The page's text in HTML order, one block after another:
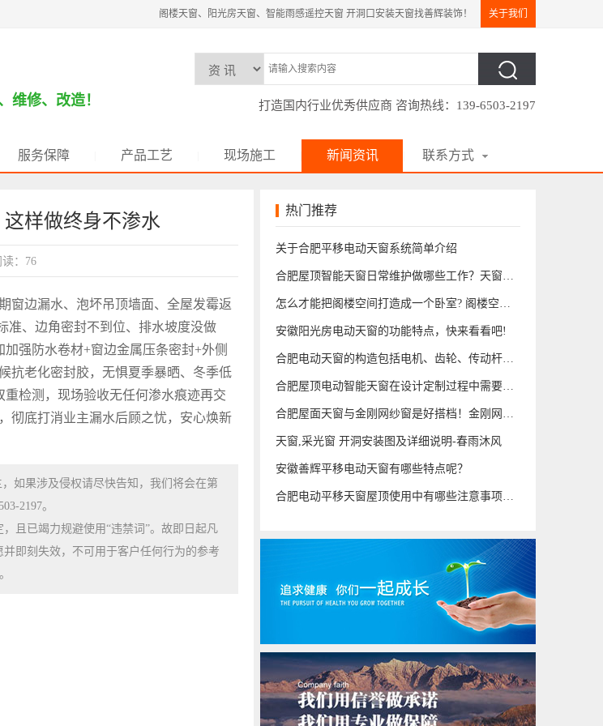
阁楼天窗、阳光房天窗、智能雨感遥控天窗 开洞口安装天窗找善辉装饰！ 关于我们
维修、改造！ 打造国内行业优秀供应商 咨询热线：139-6503-2197
服务保障 产品工艺 现场施工 新闻资讯 联系方式
样做终身不渗水
读：76
窗边漏水、泡坏吊顶墙面、全屋发霉返
准、边角密封不到位、排水坡度没做
强防水卷材+窗边金属压条密封+外侧
抗老化密封胶，无惧夏季暴晒、冬季低
检测，现场验收无任何渗水痕迹再交
彻底打消业主漏水后顾之忧，安心焕新
如果涉及侵权请尽快告知，我们将会在第
2197。
且已竭力规避使用“违禁词”。故即日起凡
即刻失效，不可用于客户任何行为的参考
热门推荐
关于合肥平移电动天窗系统简单介绍
合肥屋顶智能天窗日常维护做哪些工作？天窗维修联系方式
怎么才能把阁楼空间打造成一个卧室? 阁楼空间卧室
安徽阳光房电动天窗的功能特点，快来看看吧!
合肥电动天窗的构造包括电机、齿轮、传动杆、玻璃窗户、控制器等部分
合肥屋顶电动智能天窗在设计定制过程中需要考虑什么?
合肥屋面天窗与金刚网纱窗是好搭档！金刚网纱窗时需要注意什么?
天窗,采光窗 开洞安装图及详细说明-春雨沐风
安徽善辉平移电动天窗有哪些特点呢？
合肥电动平移天窗屋顶使用中有哪些注意事项？分享5点